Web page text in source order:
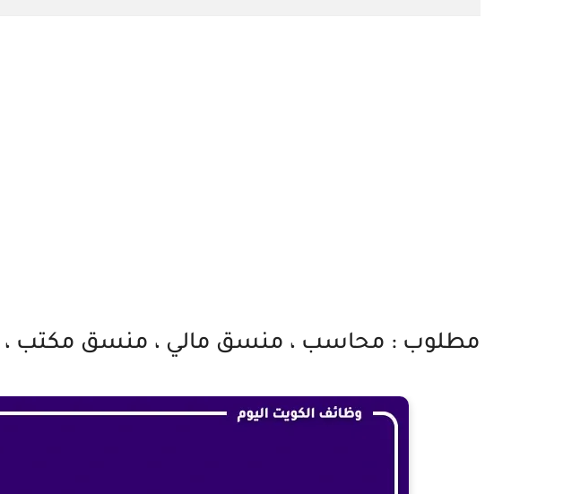
مطلوب : محاسب ، منسق مالي ، منسق مكتب ،